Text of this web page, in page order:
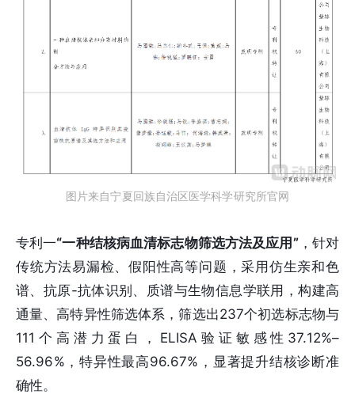
图片来自宁夏回族自治区医学科学研究所官网
专利一“一种结核病血清标志物筛选方法及应用”，针对
传统方法易漏检、假阳性高等问题，采用仿生亲和色
谱、抗原-抗体识别、质谱与生物信息学联用，构建高
通量、高特异性筛选体系，筛选出237个初选标志物与
111个高潜力蛋白，ELISA验证敏感性37.12%–
56.96%，特异性最高96.67%，显著提升结核诊断准
确性。